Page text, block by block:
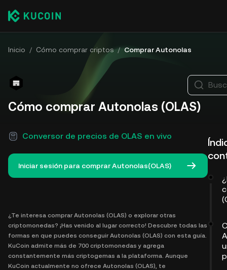
Inicio / Cómo comprar criptos / Comprar Autonolas
Cómo comprar Autonolas (OLAS)
Conversor de precios de OLAS en vivo
Iniciar sesión para comprar Autonolas(OLAS)
¿Te interesa comprar Autonolas (OLAS) o explorar otras
criptomonedas? ¡Has venido al lugar correcto! Descubre todas las
formas en que puedes conseguir Autonolas (OLAS) con esta guía.
KuCoin admite más de 700 criptomonedas y agrega
constantemente más criptogemas a la plataforma. Aunque
KuCoin actualmente no ofrece Autonolas (OLAS), te